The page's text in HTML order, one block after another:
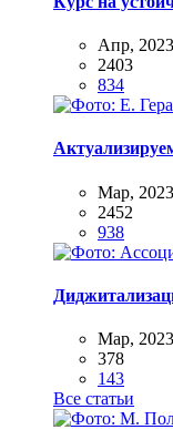
Апр, 2023
2403
834
Мар, 2023
2452
938
Мар, 2023
378
143
Все статьи